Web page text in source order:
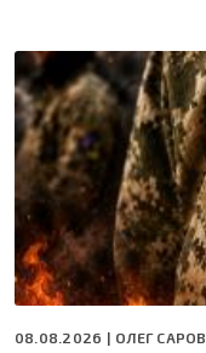
08.08.2026 | ОЛЕГ САРОВ